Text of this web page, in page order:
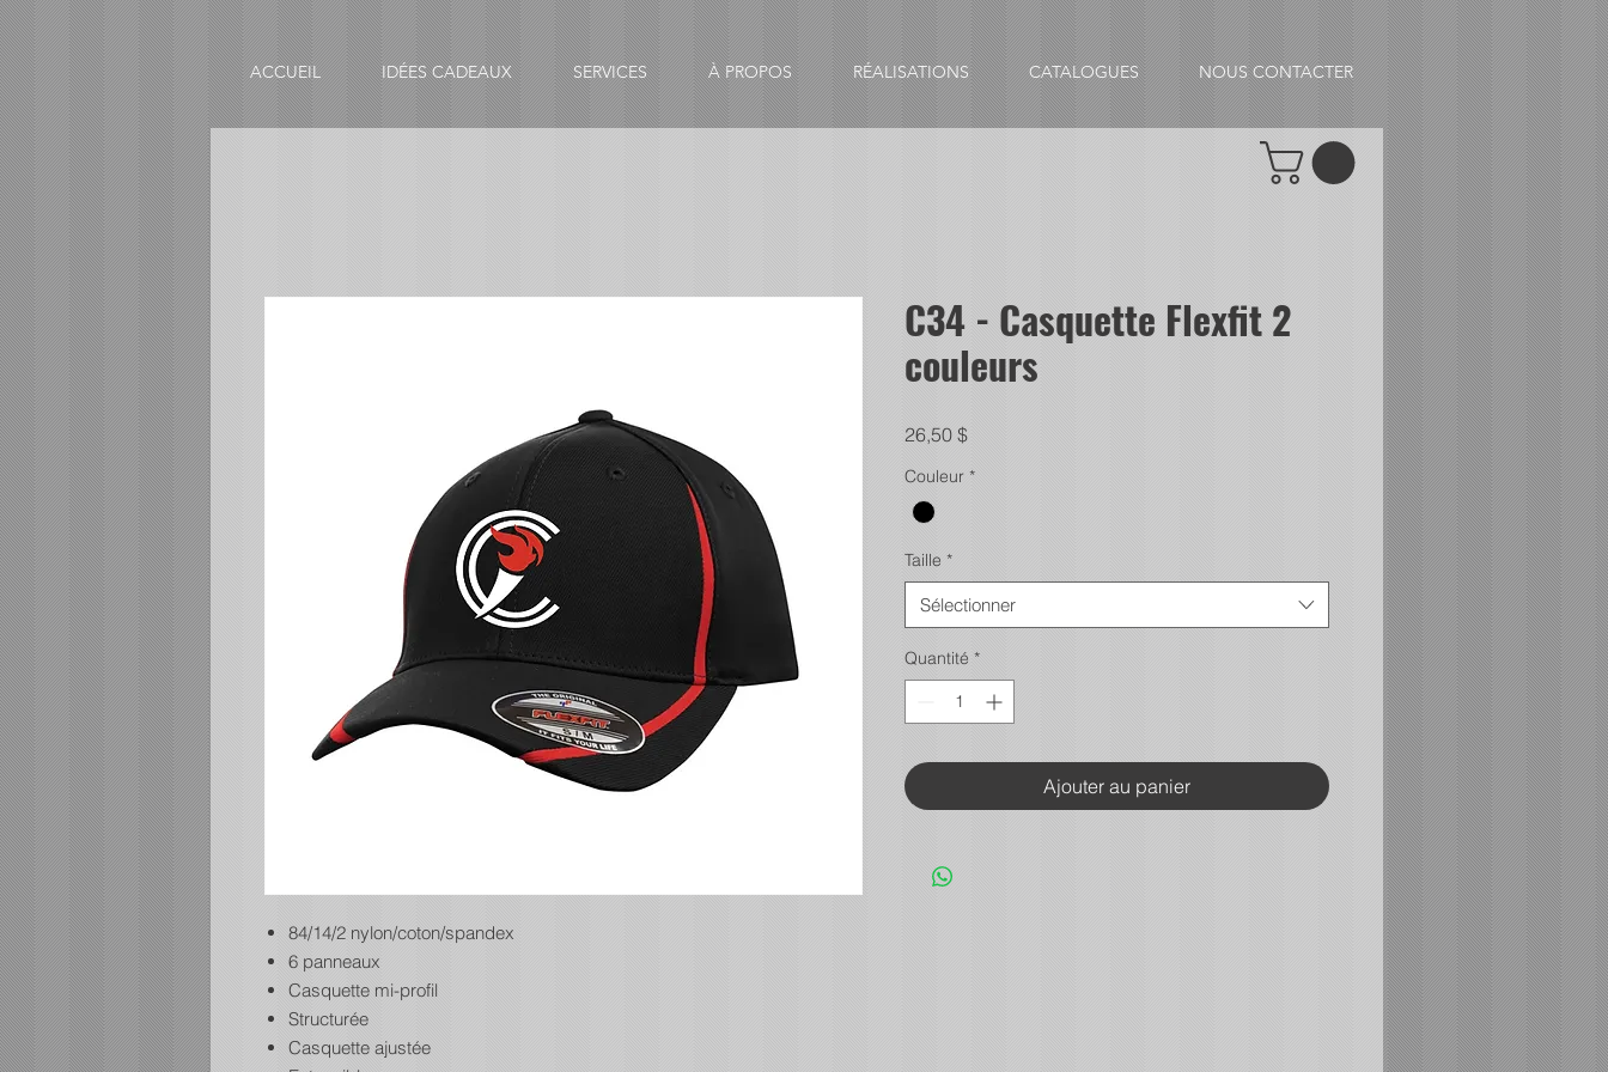
ACCUEIL IDÉES CADEAUX SERVICES À PROPOS RÉALISATIONS CATALOGUES NOUS CONTACTER
84/14/2 nylon/coton/spandex
6 panneaux
Casquette mi-profil
Structurée
Casquette ajustée
C34 - Casquette Flexfit 2
couleurs
26,50 $Prix
Couleur *
Taille *
Sélectionner
Quantité *
Ajouter au panier